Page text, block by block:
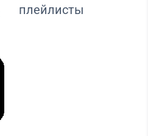
плейлисты